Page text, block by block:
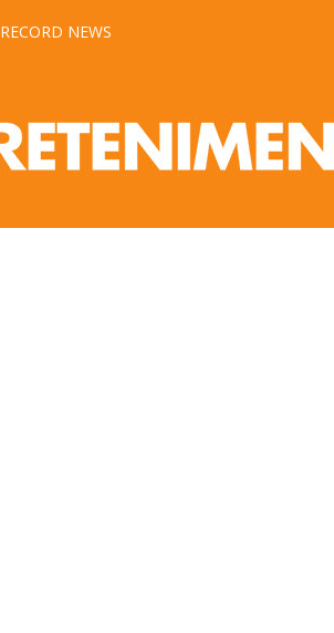
RECORD NEWS